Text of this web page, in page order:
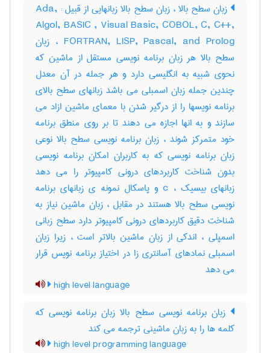
زبان سطح بالا ، زبان سطح بالا زبانهایی از قبیل : Ada,
Algol, BASIC , Visual Basic, COBOL, C, C++,
FORTRAN, LISP, Pascal, and Prolog ، زبان
سطح بالا هر زبان برنامه نویسی مستقل از ماشین که
نحوی شبیه به انگلیسی دارد و هر جمله در آن معدل
چندین جمله زبان اسمبلی می باشد زبانهای سطح بالای
برنامه نویسها را از درگیر شدن با معمای ماشین ازاد می
سازند و به انها اجازه می دهند تا بر روی منطق برنامه
خود متمرکز شوند ، زبان برنامه نویسی سطح بالا نوعی
زبان برنامه نویسی که به کاربران امکان برنامه نویسی
بدون شناخت کاربردهای درونی کامپیوتر را می دهد
زبانهای بیسیک ، c و پاسکال نمونه ی زبانهای برنامه
نویسی سطح بالا هستند در مقابل ، زبان ماشین نیاز به
شناخت دقیق کاربردهای درونی کامپیوتر دارد سطح زبانی
اسمپلی ، اندکی از زبان ماشین بالاتر است ، زیرا زبان
اسمبلی نمادهای آسانتری زا در اختیاز برنامه نویس قرار
می دهد
high level language
زبان برنامه نویسی سطح بالا زبان برنامه نویسی که
کلمه ها را به زبان ماشینی ترجمه می کند
high level programming language